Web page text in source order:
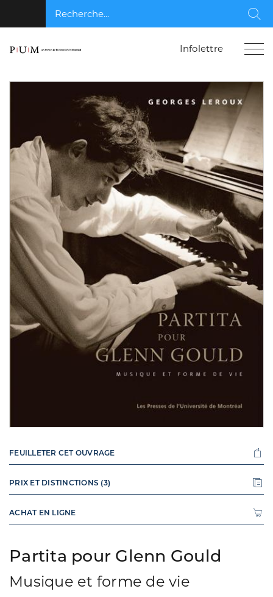
Recherche...
Infolettre
Partita pour Glenn Gould
Musique et forme de vie
FEUILLETER CET OUVRAGE
PRIX ET DISTINCTIONS (3)
ACHAT EN LIGNE